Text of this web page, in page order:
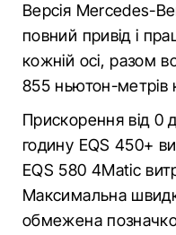
Версія Mercedes-
повний привід і
кожній осі, разом
855 ньютон-метрів
Прискорення від 0
годину EQS 450+
EQS 580 4Matic
Максимальна
обмежена